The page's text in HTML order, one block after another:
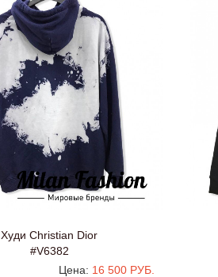
Худи Christian Dior
#V6382
Цена: 16 500 РУБ.